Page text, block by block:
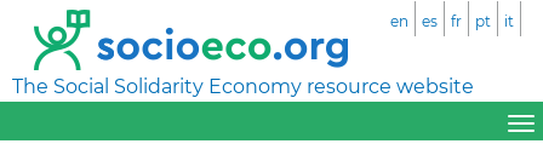
The Social Solidarity Economy resource website
en es fr pt it